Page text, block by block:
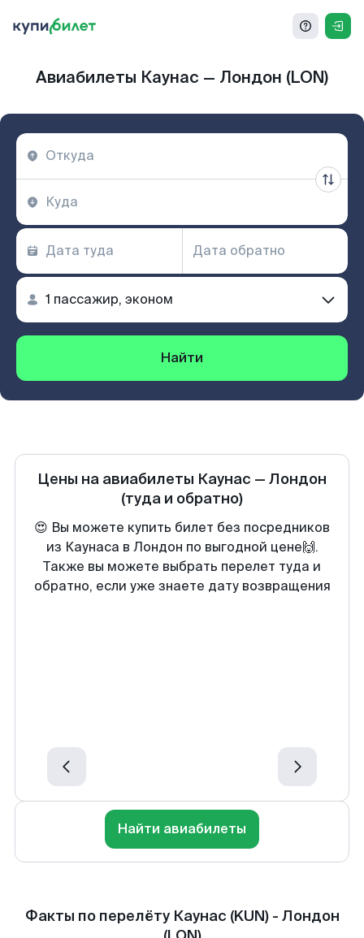
Авиабилеты Каунас — Лондон (LON)
Найти
Цены на авиабилеты Каунас — Лондон
(туда и обратно)
😍 Вы можете купить билет без посредников
из Каунаса в Лондон по выгодной цене🙌.
Также вы можете выбрать перелет туда и
обратно, если уже знаете дату возвращения
Найти авиабилеты
Факты по перелёту Каунас (KUN) - Лондон